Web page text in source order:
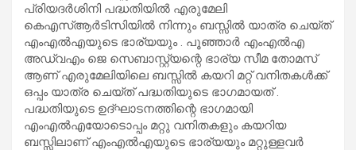
പ്രിയദര്‍ശിനി പദ്ധതിയില്‍ എരുമേലി
കെഎസ്ആര്‍ടിസിയില്‍ നിന്നും ബസ്സില്‍ യാത്ര ചെയ്ത്
എംഎല്‍എയുടെ ഭാര്യയും . പൂഞ്ഞാര്‍ എംഎല്‍എ
അഡ്വഎം ജെ സെബാസ്റ്റ്യന്റെ ഭാര്യ സീമ തോമസ്
ആണ് എരുമേലിയിലെ ബസ്സില്‍ കയറി മറ്റ് വനിതകള്‍ക്ക്
ഒപ്പം യാത്ര ചെയ്ത് പദ്ധതിയുടെ ഭാഗമായത് .
പദ്ധതിയുടെ ഉദ്ഘാടനത്തിന്റെ ഭാഗമായി
എംഎല്‍എയോടൊപ്പം മറ്റു വനിതകളും കയറിയ
ബസ്സിലാണ് എംഎല്‍എയുടെ ഭാര്യയും മറ്റുള്ളവര്‍